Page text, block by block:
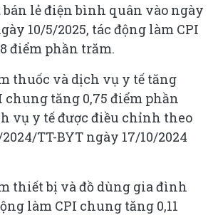
lẻ điện bình quân vào ngày
10/5/2025, tác động làm CPI
điểm phần trăm.
thuốc và dịch vụ y tế tăng
chung tăng 0,75 điểm phần
vụ y tế được điều chỉnh theo
TT-BYT ngày 17/10/2024
thiết bị và đồ dùng gia đình
làm CPI chung tăng 0,11